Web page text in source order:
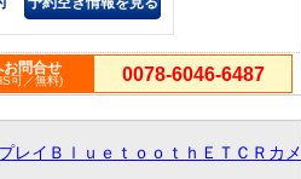
お問合せ
可／無料) 0078-6046-6487
イＢｌｕｅｔｏｏｔｈＥＴＣＲカメ